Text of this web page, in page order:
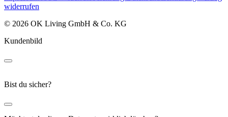
widerrufen
© 2026 OK Living GmbH & Co. KG
Kundenbild
Bist du sicher?